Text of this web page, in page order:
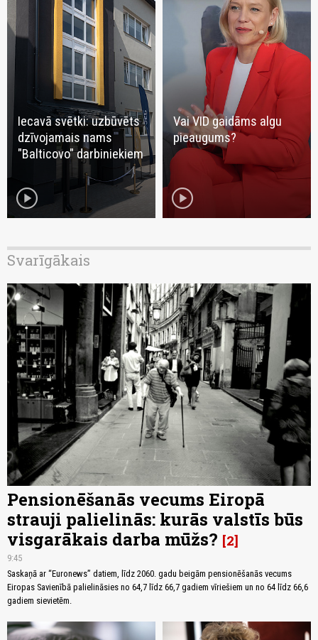
Iecavā svētki: uzbūvēts
dzīvojamais nams
"Balticovo" darbiniekiem
play_circle
Vai VID gaidāms algu
pieaugums?
play_circle
Svarīgākais
Pensionēšanās vecums Eiropā
strauji palielinās: kurās valstīs būs
visgarākais darba mūžs? 2
9:45
Saskaņā ar “Euronews” datiem, līdz 2060. gadu beigām pensionēšanās vecums
Eiropas Savienībā palielināsies no 64,7 līdz 66,7 gadiem vīriešiem un no 64 līdz 66,6
gadiem sievietēm.